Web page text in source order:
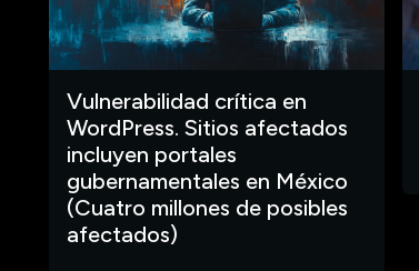
Vulnerabilidad crítica en
WordPress. Sitios afectados
incluyen portales
gubernamentales en México
(Cuatro millones de posibles
afectados)